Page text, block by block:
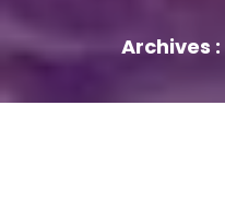
Archives :